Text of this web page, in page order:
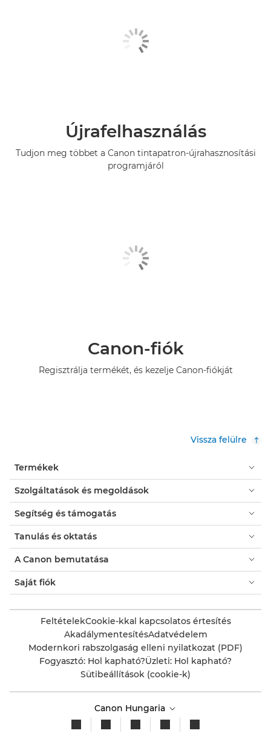
Újrafelhasználás
Tudjon meg többet a Canon tintapatron-újrahasznosítási
programjáról
Canon-fiók
Regisztrálja termékét, és kezelje Canon-fiókját
Vissza felülre
Termékek
Szolgáltatások és megoldások
Segítség és támogatás
Tanulás és oktatás
A Canon bemutatása
Saját fiók
FeltételekCookie-kkal kapcsolatos értesítés
AkadálymentesítésAdatvédelem
Modernkori rabszolgaság elleni nyilatkozat (PDF)
Fogyasztó: Hol kapható?Üzleti: Hol kapható?
Sütibeállítások (cookie-k)
Canon Hungaria